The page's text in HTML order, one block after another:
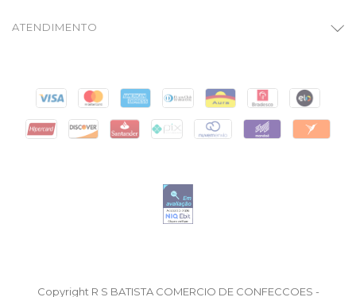
ATENDIMENTO
Copyright R S BATISTA COMERCIO DE CONFECCOES -